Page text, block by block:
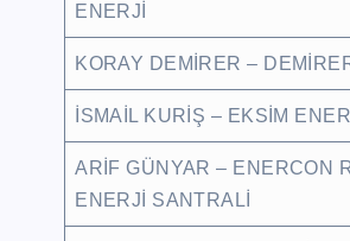
ENERJİ
KORAY DEMİRER –
İSMAİL KURİŞ – EKSİM
ARİF GÜNYAR – ENERCON
ENERJİ SANTRALİ